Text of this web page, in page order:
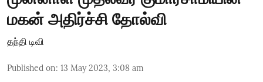
மகன் அதிர்ச்சி தோல்வி
தந்தி டிவி
Published on: 13 May 2023, 3:08 am